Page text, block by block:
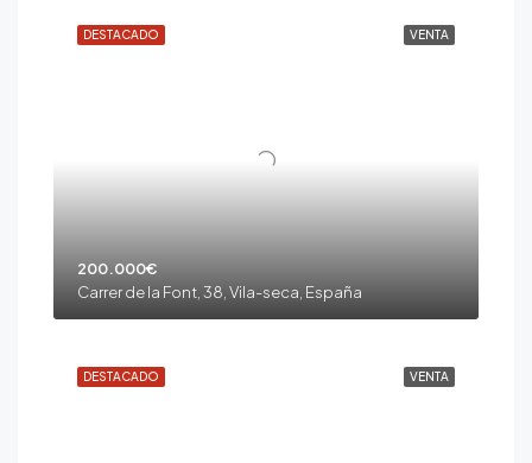
VENTA
DESTACADO
200.000€
Carrer de la Font, 38, Vila-seca, España
VENTA
DESTACADO